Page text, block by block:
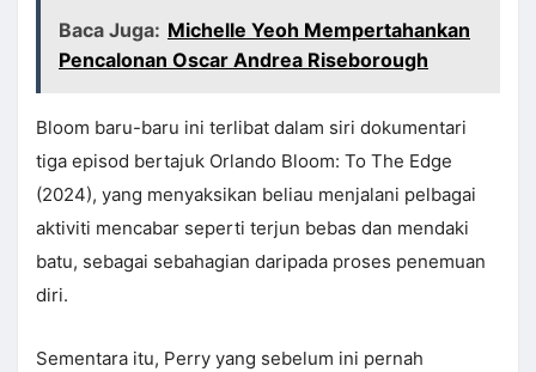
Baca Juga: Michelle Yeoh Mempertahankan
Pencalonan Oscar Andrea Riseborough
Bloom baru-baru ini terlibat dalam siri dokumentari
tiga episod bertajuk Orlando Bloom: To The Edge
(2024), yang menyaksikan beliau menjalani pelbagai
aktiviti mencabar seperti terjun bebas dan mendaki
batu, sebagai sebahagian daripada proses penemuan
diri.
Sementara itu, Perry yang sebelum ini pernah